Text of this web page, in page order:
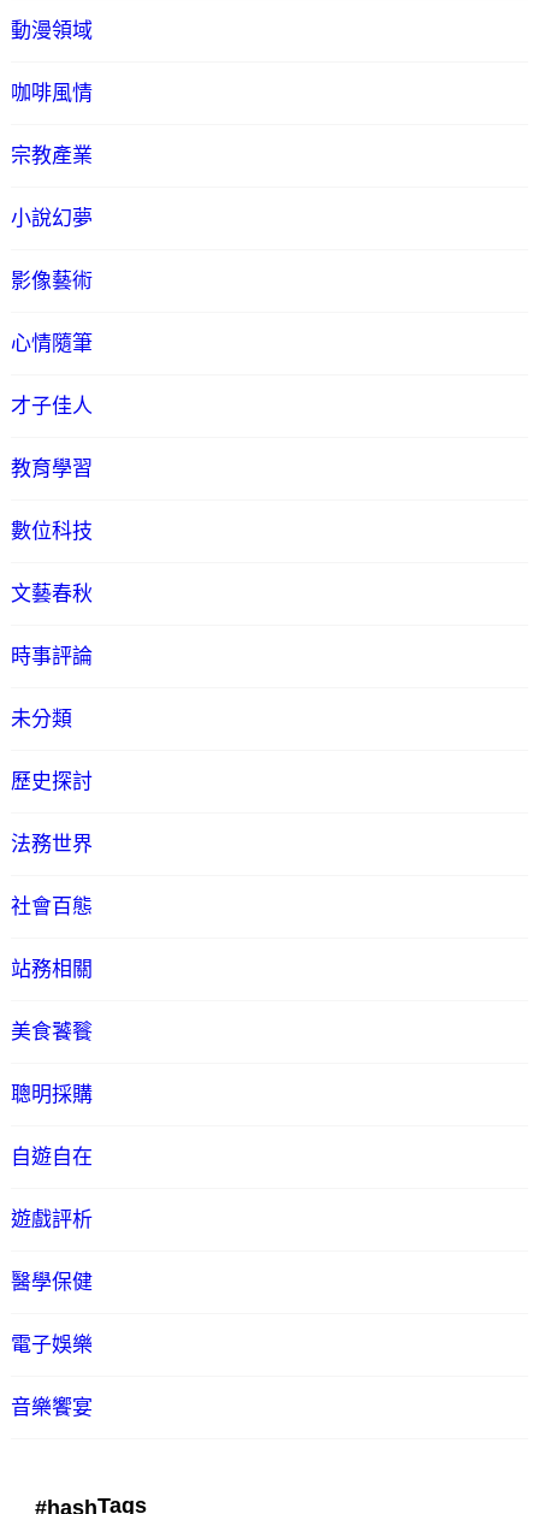
動漫領域
咖啡風情
宗教產業
小說幻夢
影像藝術
心情隨筆
才子佳人
教育學習
數位科技
文藝春秋
時事評論
未分類
歷史探討
法務世界
社會百態
站務相關
美食饕餮
聰明採購
自遊自在
遊戲評析
醫學保健
電子娛樂
音樂饗宴
#hashTags